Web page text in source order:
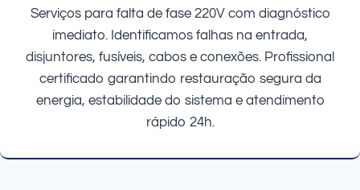
Serviços para falta de fase 220V com diagnóstico
imediato. Identificamos falhas na entrada,
disjuntores, fusíveis, cabos e conexões. Profissional
certificado garantindo restauração segura da
energia, estabilidade do sistema e atendimento
rápido 24h.